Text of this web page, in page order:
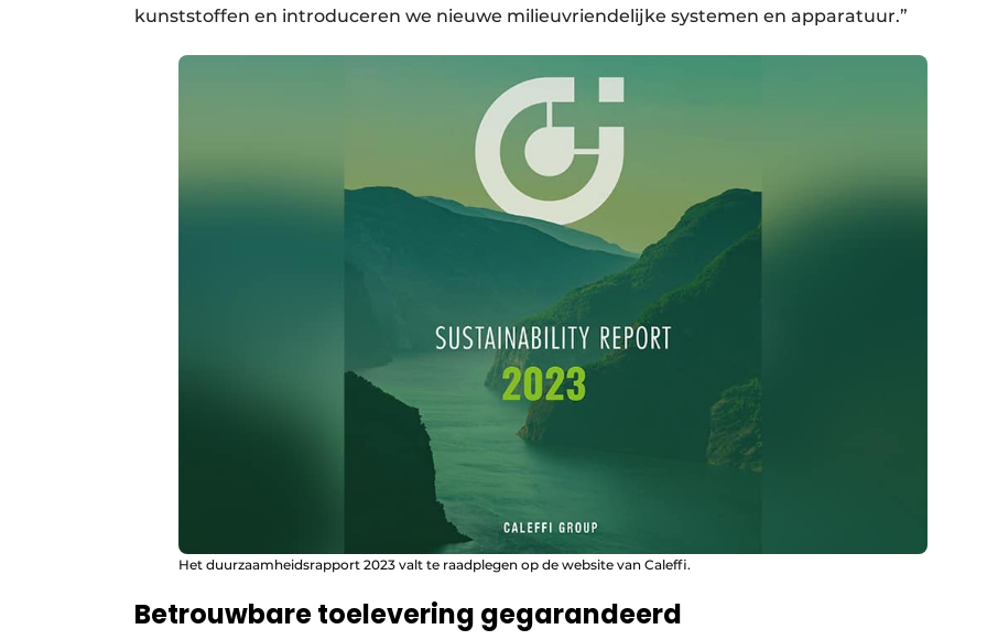
kunststoffen en introduceren we nieuwe milieuvriendelijke systemen en apparatuur.”
Het duurzaamheidsrapport 2023 valt te raadplegen op de website van Caleffi.
Betrouwbare toelevering gegarandeerd